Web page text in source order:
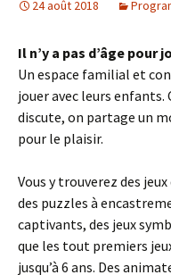
24 août 2018
Il n’y a pas d’âge pour
Un espace familial et
jouer avec leurs
discute, on partage un
pour le plaisir.
Vous y trouverez des
des puzzles à
captivants, des jeux
que les tout premiers
jusqu’à 6 ans. Des